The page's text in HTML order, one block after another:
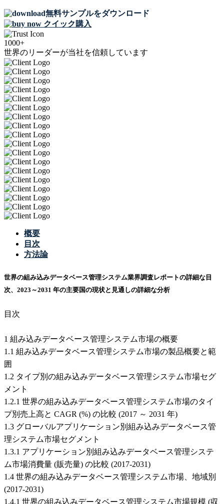
無料サンプルをダウンロード
クイック購入
1000+
世界のリーダーが当社を信頼しています
概要
目次
方法論
世界の組み込みデータベース管理システム業界調査レポートの詳細な目
次、2023～2031 年の主要国の現状と見通しの詳細な分析
目次
1 組み込みデータベース管理システム市場の概要
1.1 組み込みデータベース管理システム市場の製品概要と範
囲
1.2 タイプ別の組み込みデータベース管理システム市場セグ
メント
1.2.1 世界の組み込みデータベース管理システム市場のタイ
プ別売上高と CAGR (%) の比較 (2017 ～ 2031 年)
1.3 グローバルアプリケーション別組み込みデータベース管
理システム市場セグメント
1.3.1 アプリケーション別組み込みデータベース管理システ
ム市場消費量 (販売量) の比較 (2017-2031)
1.4 世界の組み込みデータベース管理システム市場、地域別
(2017-2031)
1.4.1 世界の組み込みデータベース管理システム市場規模 (収